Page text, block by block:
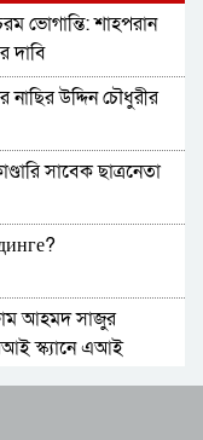
খাসজমি দখল করে
বাজার কমিটির নেতা
দীর্ঘ ৯ ঘণ্টা বিদ্যুৎ
সিলেটে সশস্ত্র
সিলেট
প্রভাব-আমাদের
ভোগান্তি: শাহপরান
দাবি
নাছির উদ্দিন চৌধুরীর
সাবেক ছাত্রনেতা
আহমদ সাজুর
স্ক্যানে এআই
৩১ দফার লিফলেট